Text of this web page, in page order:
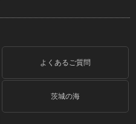
よくあるご質問
茨城の海